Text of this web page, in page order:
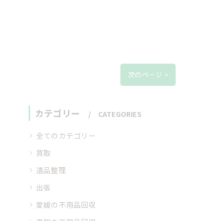
次のページ >
カテゴリー CATEGORIES
全てのカテゴリー
買取
遺品整理
出張
愛媛の不用品回収